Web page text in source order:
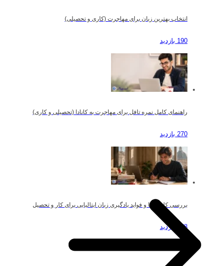
انتخاب بهترین زبان برای مهاجرت (کاری و تحصیلی)
190 بازدید
راهنمای کامل نمره تافل برای مهاجرت به کانادا (تحصیلی و کاری)
270 بازدید
بررسی کاربردها و فواید یادگیری زبان ایتالیایی برای کار و تحصیل
178 بازدید